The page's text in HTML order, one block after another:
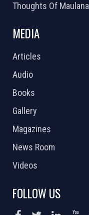
Thoughts Of Maulana
MEDIA
Articles
Audio
Books
Gallery
Magazines
News Room
Videos
FOLLOW US